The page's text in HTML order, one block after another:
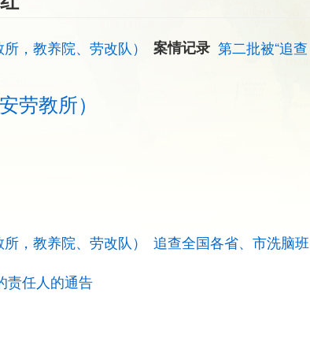
，教养院、劳改队） 案情记录 第二批被“追查
劳教所）
，教养院、劳改队）
追查全国各省、市洗脑班
责任人的通告